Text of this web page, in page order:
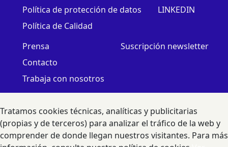
Política de protección de datos
Política de Calidad
LINKEDIN
Prensa
Contacto
Trabaja con nosotros
Suscripción newsletter
Tratamos cookies técnicas, analíticas y publicitarias
(propias y de terceros) para analizar el tráfico de la web y
comprender de donde llegan nuestros visitantes. Para más